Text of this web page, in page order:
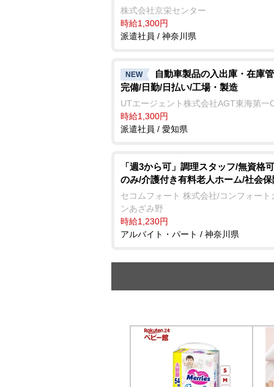
株式会社京栄センター
時給1,300円
派遣社員 / 神奈川県
NEW
自動車製品の入出庫・在庫
完備/日勤/日払い/工場・製造
UTエージェント株式会社AGT東海第一
時給1,300円
派遣社員 / 愛知県
「週3から可」調理スタッフ/無資格
のみ/介護付き有料老人ホーム/社会
セコムフォート 株式会社/コンフォート
ンあざみ野
時給1,230円
アルバイト・パート / 神奈川県